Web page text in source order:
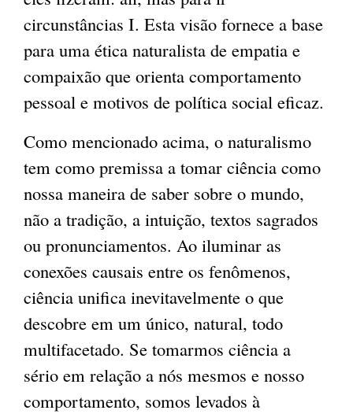
circunstâncias I. Esta visão fornece a base
para uma ética naturalista de empatia e
compaixão que orienta comportamento
pessoal e motivos de política social eficaz.
Como mencionado acima, o naturalismo
tem como premissa a tomar ciência como
nossa maneira de saber sobre o mundo,
não a tradição, a intuição, textos sagrados
ou pronunciamentos. Ao iluminar as
conexões causais entre os fenômenos,
ciência unifica inevitavelmente o que
descobre em um único, natural, todo
multifacetado. Se tomarmos ciência a
sério em relação a nós mesmos e nosso
comportamento, somos levados à